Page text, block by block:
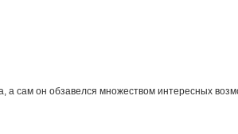
сам он обзавелся множеством интересных